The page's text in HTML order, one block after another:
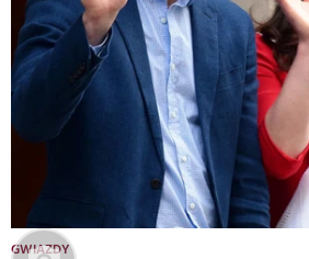
GWIAZDY